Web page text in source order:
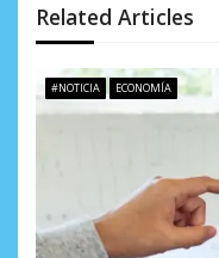
d
e
r
Related Articles
#NOTICIA ECONOMÍA